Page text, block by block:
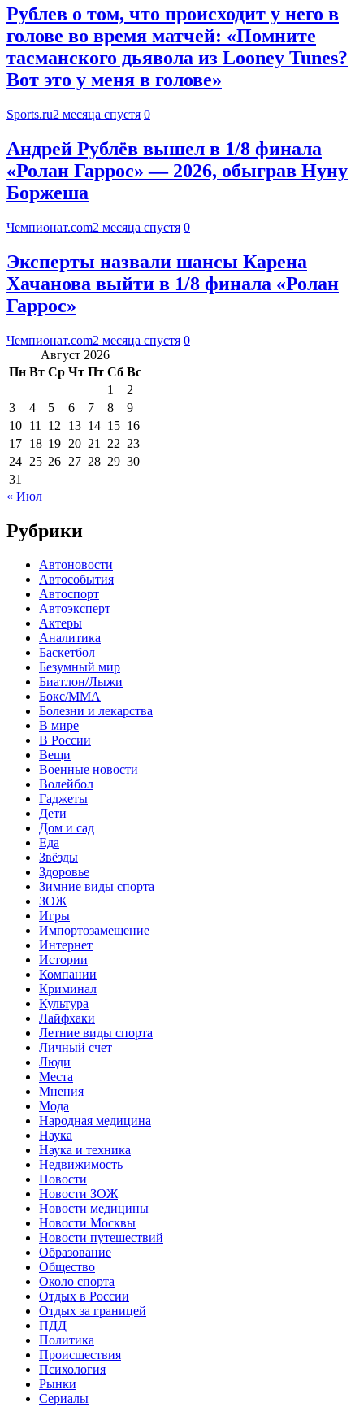
Рублев о том, что происходит у него в
голове во время матчей: «Помните
тасманского дьявола из Looney Tunes?
Вот это у меня в голове»
Sports.ru2 месяца спустя 0
Андрей Рублёв вышел в 1/8 финала
«Ролан Гаррос» — 2026, обыграв Нуну
Боржеша
Чемпионат.com2 месяца спустя 0
Эксперты назвали шансы Карена
Хачанова выйти в 1/8 финала «Ролан
Гаррос»
Чемпионат.com2 месяца спустя 0
Август 2026
Пн Вт Ср Чт Пт Сб Вс
1
2
3
4 5 6 7 8
9
10 11 12 13 14 15 16
17 18 19 20 21 22 23
24 25 26 27 28 29 30
31
« Июл
Рубрики
Автоновости
Автособытия
Автоспорт
Автоэксперт
Актеры
Аналитика
Баскетбол
Безумный мир
Биатлон/Лыжи
Бокс/MMA
Болезни и лекарства
В мире
В России
Вещи
Военные новости
Волейбол
Гаджеты
Дети
Дом и сад
Еда
Звёзды
Здоровье
Зимние виды спорта
ЗОЖ
Игры
Импортозамещение
Интернет
Истории
Компании
Криминал
Культура
Лайфхаки
Летние виды спорта
Личный счет
Люди
Места
Мнения
Мода
Народная медицина
Наука
Наука и техника
Недвижимость
Новости
Новости ЗОЖ
Новости медицины
Новости Москвы
Новости путешествий
Образование
Общество
Около спорта
Отдых в России
Отдых за границей
ПДД
Политика
Происшествия
Психология
Рынки
Сериалы